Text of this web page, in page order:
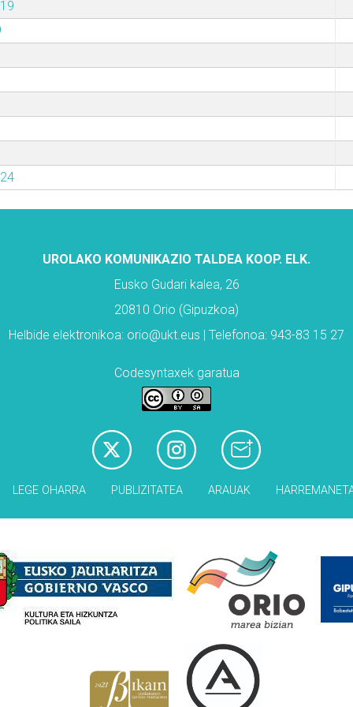
UROLAKO KOMUNIKAZIO TALDEA KOOP. ELK.
Eusko Gudari kalea, 26
20810 Orio (Gipuzkoa)
Helbide elektronikoa: orio@ukt.eus | Telefonoa: 943-83 15 27
Codesyntaxek garatua
LEGE OHARRA PUBLIZITATEA ARAUAK